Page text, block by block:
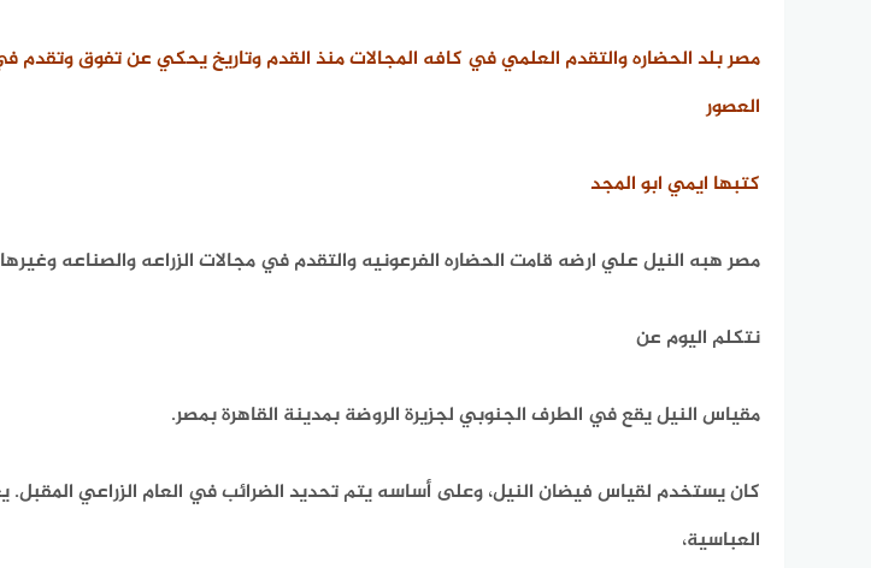
مصر بلد الحضاره والتقدم العلمي في كافه المجالات منذ القدم وتاريخ يحكي عن تفوق وتقدم
العصور
كتبها ايمي ابو المجد
مصر هبه النيل علي ارضه قامت الحضاره الفرعونيه والتقدم في مجالات الزراعه والصناعه وغيرها
نتكلم اليوم عن
مقياس النيل يقع في الطرف الجنوبي لجزيرة الروضة بمدينة القاهرة بمصر.
كان يستخدم لقياس فيضان النيل، وعلى أساسه يتم تحديد الضرائب في العام الزراعي المقبل.
العباسية،